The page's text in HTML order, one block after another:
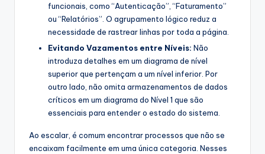
funcionais, como “Autenticação”, “Faturamento”
ou “Relatórios”. O agrupamento lógico reduz a
necessidade de rastrear linhas por toda a página.
Evitando Vazamentos entre Níveis: Não
introduza detalhes em um diagrama de nível
superior que pertençam a um nível inferior. Por
outro lado, não omita armazenamentos de dados
críticos em um diagrama do Nível 1 que são
essenciais para entender o estado do sistema.
Ao escalar, é comum encontrar processos que não se
encaixam facilmente em uma única categoria. Nesses